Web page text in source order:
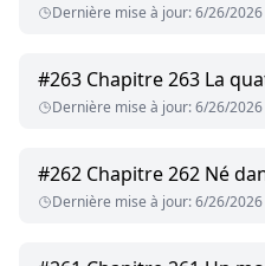
Dernière mise à jour:6/26/2026
#263 Chapitre 263 La
Dernière mise à jour:6/26/2026
#262 Chapitre 262 Né
Dernière mise à jour:6/26/2026